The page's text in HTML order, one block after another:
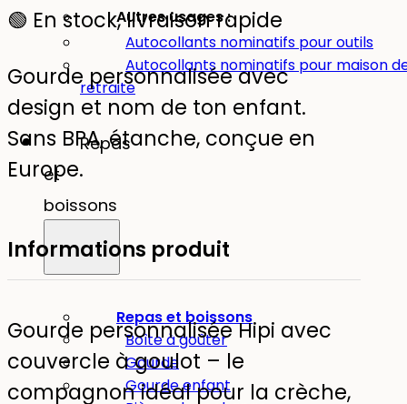
Autres usages :
Autocollants nominatifs pour outils
Autocollants nominatifs pour maison
retraite
Repas
et
boissons
Repas et boissons
Boîte à goûter
Gourde
Gourde enfant
était :
26,95 €.
est :
21,56 €.
🟢 En stock, livraison rapide
Gourde personnalisée avec
design et nom de ton enfant.
Sans BPA, étanche, conçue en
Europe.
Informations produit
Gourde personnalisée Hipi avec
couvercle à goulot – le
compagnon idéal pour la crèche,